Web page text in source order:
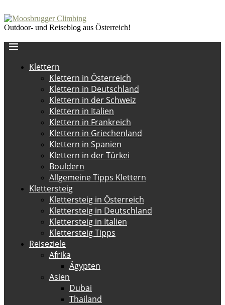
Outdoor- und Reiseblog aus Österreich!
Klettern
Klettern in Österreich
Klettern in Deutschland
Klettern in der Schweiz
Klettern in Italien
Klettern in Frankreich
Klettern in Griechenland
Klettern in Spanien
Klettern in der Türkei
Bouldern
Allgemeine Tipps Klettern
Klettersteig
Klettersteig in Österreich
Klettersteig in Deutschland
Klettersteig in Italien
Klettersteig Tipps
Reiseziele
Afrika
Ägypten
Asien
Dubai
Thailand